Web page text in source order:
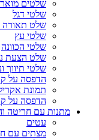
שלטים
שלטי דגל
שלט תאורה
שלטי עץ
שלטי הכוונה
שלט הצעת
שלטי תיווך
הדפסה על
תמונת
הדפסה על
מתנות עם חריטה
עטים
מצתים עם